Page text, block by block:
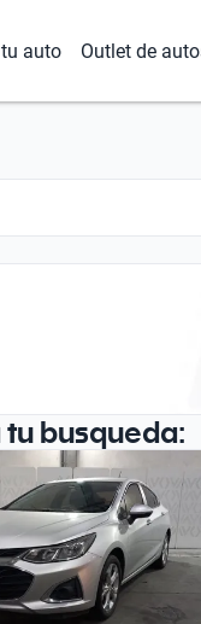
auto Outlet de
busqueda: